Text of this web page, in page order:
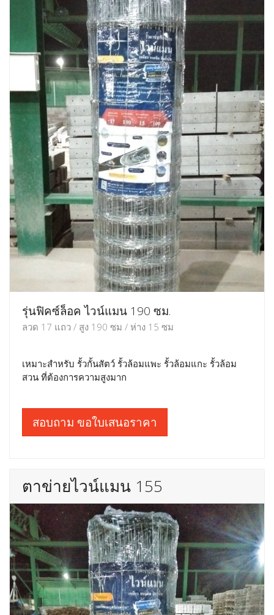
รุ่นฟิคซ์ล็อค ไวน์แมน 190 ซม.
ลวด 17 แถว / สูง 190 ซม / ห่าง 15 ซม
เหมาะสำหรับ รั้วกั้นสัตว์ รั้วล้อมแพะ รั้วล้อมแกะ รั้วล้อม
สวน ที่ต้องการความสูงมาก
สอบถาม ขอใบเสนอราคา
ตาข่ายไวน์แมน 155